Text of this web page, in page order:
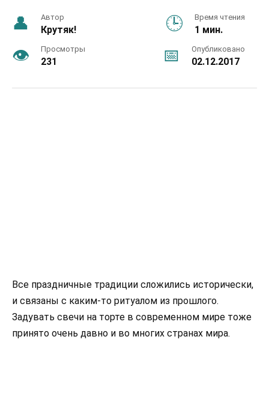
Автор
Крутяк!
Время чтения
1 мин.
Просмотры
231
Опубликовано
02.12.2017
Все праздничные традиции сложились исторически,
и связаны с каким-то ритуалом из прошлого.
Задувать свечи на торте в современном мире тоже
принято очень давно и во многих странах мира.